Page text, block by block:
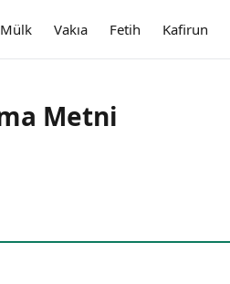
Mülk Vakıa Fetih Kafirun
Metni